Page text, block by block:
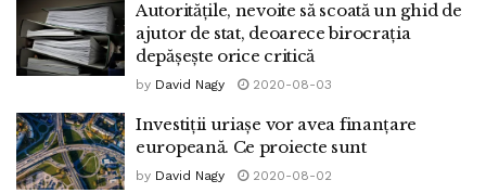
Autoritățile, nevoite să scoată un ghid de
ajutor de stat, deoarece birocrația
depășește orice critică
by David Nagy 2020-08-03
Investiții uriașe vor avea finanțare
europeană. Ce proiecte sunt
by David Nagy 2020-08-02